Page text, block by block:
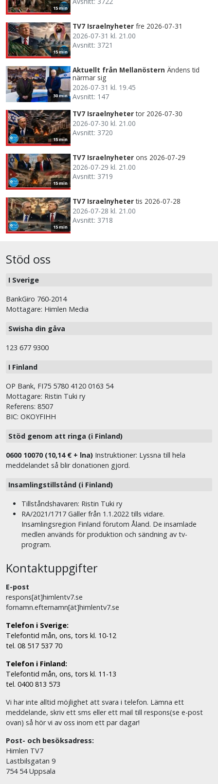
15 min
15 min
TV7 Israelnyheter fre 2026-07-31
2026-07-31 kl. 21.00
Avsnitt: 3721
30 min
Aktuellt från Mellanöstern Ändens tid
närmar sig
2026-07-31 kl. 19.45
Avsnitt: 147
15 min
TV7 Israelnyheter tor 2026-07-30
2026-07-30 kl. 21.00
Avsnitt: 3720
15 min
TV7 Israelnyheter ons 2026-07-29
2026-07-29 kl. 21.00
Avsnitt: 3719
15 min
TV7 Israelnyheter tis 2026-07-28
2026-07-28 kl. 21.00
Avsnitt: 3718
Stöd oss
I Sverige
BankGiro 760-2014
Mottagare: Himlen Media
Swisha din gåva
123 677 9300
I Finland
OP Bank, FI75 5780 4120 0163 54
Mottagare: Ristin Tuki ry
Referens: 8507
BIC: OKOYFIHH
Stöd genom att ringa (i Finland)
0600 10070 (10,14 € + lna) Instruktioner: Lyssna till hela
meddelandet så blir donationen gjord.
Insamlingstillstånd (i Finland)
Tillståndshavaren: Ristin Tuki ry
RA/2021/1717 Gäller från 1.1.2022 tills vidare.
Insamlingsregion Finland förutom Åland. De insamlade
medlen används för produktion och sändning av tv-
program.
Kontaktuppgifter
E-post
respons[ät]himlentv7.se
fornamn.efternamn[ät]himlentv7.se
Telefon i Sverige:
Telefontid mån, ons, tors kl. 10-12
tel. 08 517 537 70
Telefon i Finland:
Telefontid mån, ons, tors kl. 11-13
tel. 0400 813 573
Vi har inte alltid möjlighet att svara i telefon. Lämna ett
meddelande, skriv ett sms eller ett mail till respons(se e-post
ovan) så hör vi av oss inom ett par dagar!
Post- och besöksadress:
Himlen TV7
Lastbilsgatan 9
754 54 Uppsala